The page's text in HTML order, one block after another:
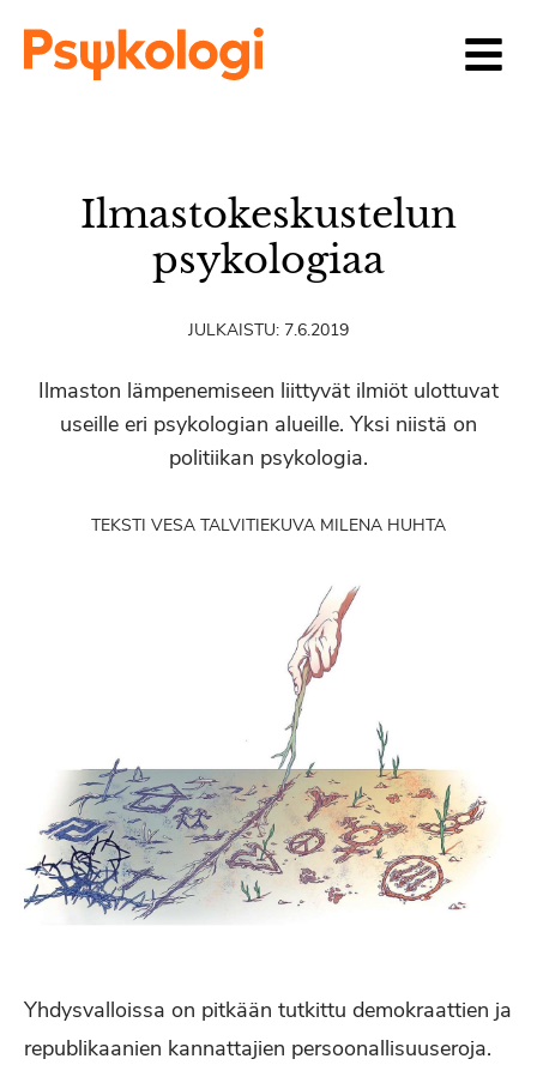
Ilmastokeskustelun
psykologiaa
JULKAISTU: 7.6.2019
Ilmaston lämpenemiseen liittyvät ilmiöt ulottuvat
useille eri psykologian alueille. Yksi niistä on
politiikan psykologia.
TEKSTI VESA TALVITIEKUVA MILENA HUHTA
Yhdysvalloissa on pitkään tutkittu demokraattien ja
republikaanien kannattajien persoonallisuuseroja.